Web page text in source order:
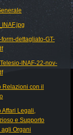
form-dettagliato-GT-
INAF-22-nov-
Relazioni con il
Legali,
e Supporto
agli Organi